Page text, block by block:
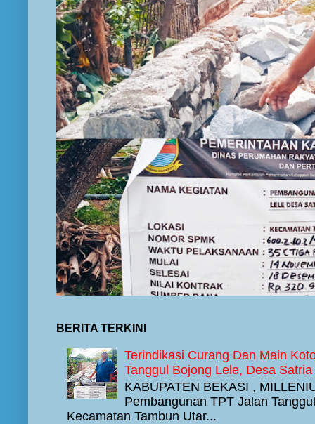
BERITA TERKINI
Terindikasi Curang Dan Main
Tanggul Bojong Lele, Desa
KABUPATEN BEKASI ,
Pembangunan TPT Jalan
Kecamatan Tambun Utar...